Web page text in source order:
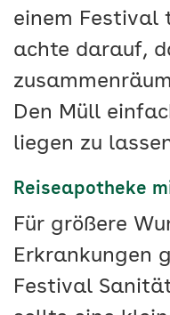
einem Festival
achte darauf,
Den Müll
liegen zu
Reiseapotheke
Für größere
Erkrankungen
Festival